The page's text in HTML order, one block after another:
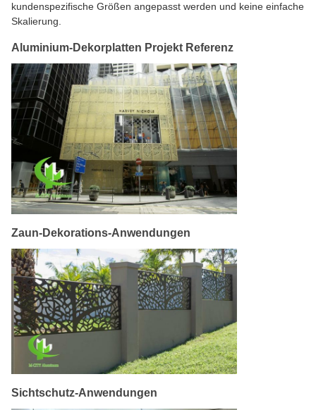
kundenspezifische Größen angepasst werden und keine einfache
Skalierung.
Aluminium-Dekorplatten Projekt Referenz
Zaun-Dekorations-Anwendungen
Sichtschutz-Anwendungen